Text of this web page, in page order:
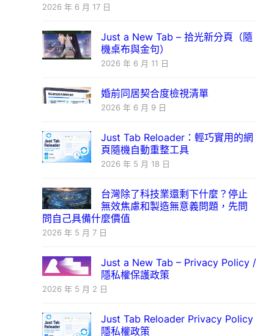
2026 年 6 月 17 日
Just a New Tab – 拾光新分頁（隨
機桌布與金句）
2026 年 6 月 11 日
婚前同居契合度檢視清單
2026 年 6 月 9 日
Just Tab Reloader：輕巧實用的網
頁隨機自動重整工具
2026 年 5 月 18 日
台灣除了科技業還剩下什麼？停止
無效焦慮和製造無意義問題，先問
問自己具備什麼價值
2026 年 5 月 7 日
Just a New Tab – Privacy Policy /
隱私權保護政策
2026 年 5 月 2 日
Just Tab Reloader Privacy Policy
隱私權政策